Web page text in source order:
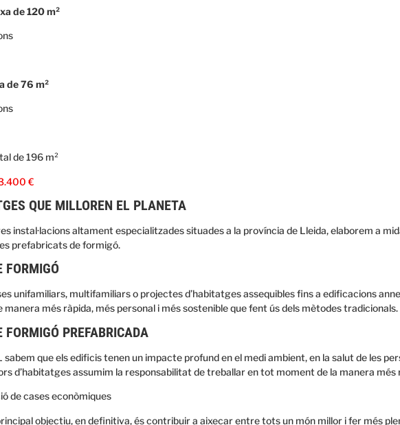
de 120 m²
de 76 m²
de 196 m²
€
QUE MILLOREN EL PLANETA
instal·lacions altament especialitzades situades a la província de Lleida, elaborem a
prefabricats de formigó.
FORMIGÓ
unifamiliars, multifamiliars o projectes d’habitatges assequibles fins a edificacions
manera més ràpida, més personal i més sostenible que fent ús dels mètodes tradicionals.
FORMIGÓ PREFABRICADA
sabem que els edificis tenen un impacte profund en el medi ambient, en la salut de les
d’habitatges assumim la responsabilitat de treballar en tot moment de la manera més
de cases econòmiques
objectiu, en definitiva, és contribuir a aixecar entre tots un món millor i fer més